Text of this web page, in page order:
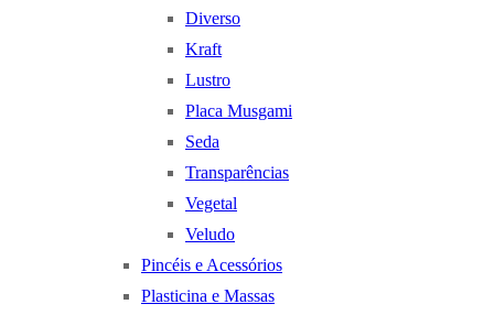
Diverso
Kraft
Lustro
Placa Musgami
Seda
Transparências
Vegetal
Veludo
Pincéis e Acessórios
Plasticina e Massas